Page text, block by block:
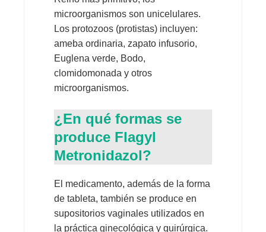
microorganismos son unicelulares.
Los protozoos (protistas) incluyen:
ameba ordinaria, zapato infusorio,
Euglena verde, Bodo,
clomidomonada y otros
microorganismos.
¿En qué formas se
produce Flagyl
Metronidazol?
El medicamento, además de la forma
de tableta, también se produce en
supositorios vaginales utilizados en
la práctica ginecológica y quirúrgica.